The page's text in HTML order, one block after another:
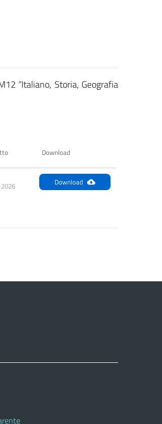
“Italiano, Storia, Geografia
Download
Download